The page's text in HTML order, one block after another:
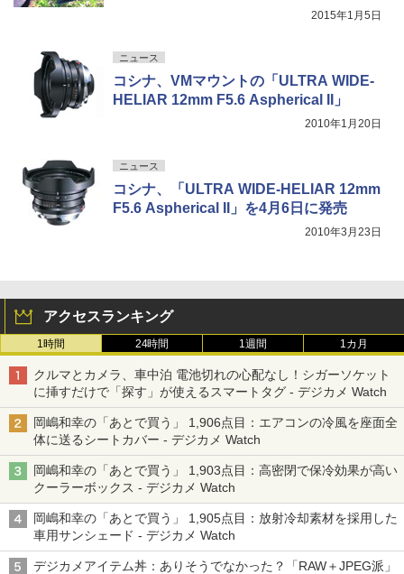
2015年1月5日
ニュース
コシナ、VMマウントの「ULTRA WIDE-
HELIAR 12mm F5.6 Aspherical II」
2010年1月20日
ニュース
コシナ、「ULTRA WIDE-HELIAR 12mm
F5.6 Aspherical II」を4月6日に発売
2010年3月23日
アクセスランキング
1時間 24時間 1週間 1カ月
クルマとカメラ、車中泊 電池切れの心配なし！シガーソケット
に挿すだけで「探す」が使えるスマートタグ - デジカメ Watch
岡嶋和幸の「あとで買う」 1,906点目：エアコンの冷風を座面全
体に送るシートカバー - デジカメ Watch
岡嶋和幸の「あとで買う」 1,903点目：高密閉で保冷効果が高い
クーラーボックス - デジカメ Watch
岡嶋和幸の「あとで買う」 1,905点目：放射冷却素材を採用した
車用サンシェード - デジカメ Watch
デジカメアイテム丼：ありそうでなかった？「RAW＋JPEG派」